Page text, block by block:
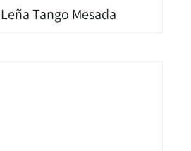
Tango Mesada